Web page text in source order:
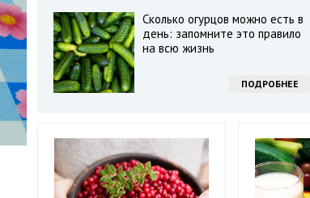
Сколько огурцов можно есть в
день: запомните это правило
на всю жизнь
ПОДРОБНЕЕ